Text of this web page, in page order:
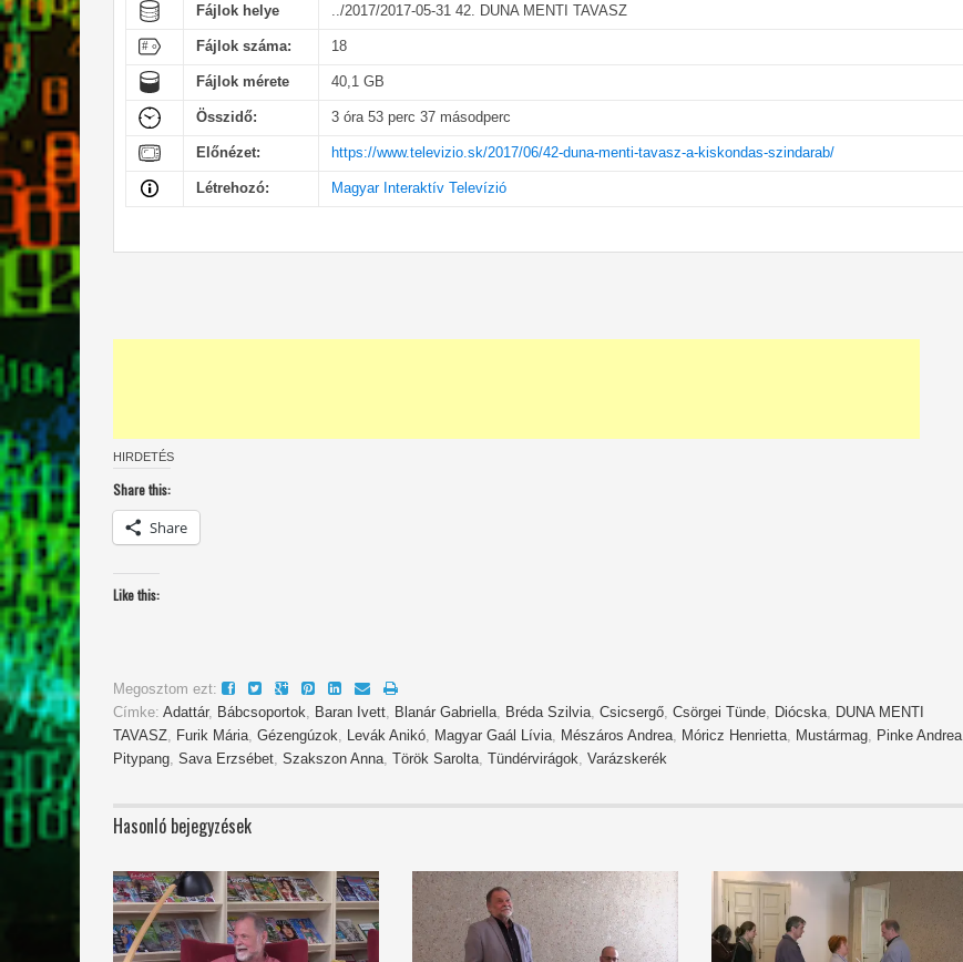
Fájlok helye ../2017/2017-05-31 42. DUNA MENTI TAVASZ
Fájlok száma: 18
Fájlok mérete 40,1 GB
Összidő: 3 óra 53 perc 37 másodperc
Előnézet: https://www.televizio.sk/2017/06/42-duna-menti-tavasz-a-kiskondas-szindarab/
Létrehozó: Magyar Interaktív Televízió
HIRDETÉS
Share this:
Share
Like this:
Megosztom ezt:
Címke: Adattár, Bábcsoportok Baran Ivett Blanár Gabriella Bréda Szilvia Csicsergő Csörgei Tünde Diócska
DUNA MENTI
TAVASZ
Furik Mária Gézengúzok Levák Anikó Magyar Gaál Lívia Mészáros Andrea Móricz Henrietta Mustármag Pinke Andrea
Pitypang Sava Erzsébet Szakszon Anna Török Sarolta Tündérvirágok Varázskerék
Hasonló bejegyzések